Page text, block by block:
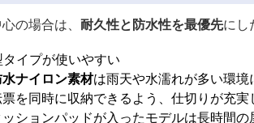
の場合は、 耐久性と防水性を最優先にし
イプが使いやすい
ナイロン素材は雨天や水濡れが多い環境
を同時に収納できるよう、仕切りが充実
ションパッドが入ったモデルは長時間